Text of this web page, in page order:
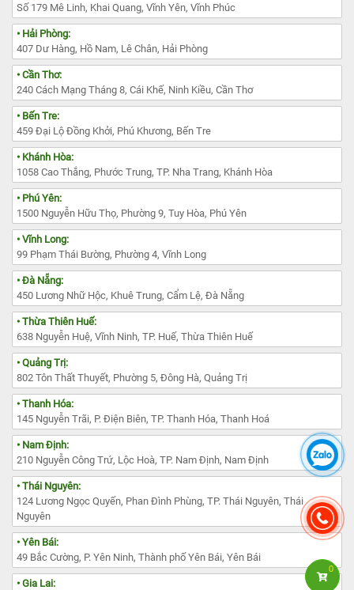
Số 179 Mê Linh, Khai Quang, Vĩnh Yên, Vĩnh Phúc
• Hải Phòng:
407 Dư Hàng, Hồ Nam, Lê Chân, Hải Phòng
• Cần Thơ:
240 Cách Mạng Tháng 8, Cái Khế, Ninh Kiều, Cần Thơ
• Bến Tre:
459 Đại Lộ Đồng Khởi, Phú Khương, Bến Tre
• Khánh Hòa:
1058 Cao Thắng, Phước Trung, TP. Nha Trang, Khánh Hòa
• Phú Yên:
1500 Nguyễn Hữu Thọ, Phường 9, Tuy Hòa, Phú Yên
• Vĩnh Long:
99 Phạm Thái Bường, Phường 4, Vĩnh Long
• Đà Nẵng:
450 Lương Nhữ Hộc, Khuê Trung, Cẩm Lệ, Đà Nẵng
• Thừa Thiên Huế:
638 Nguyễn Huệ, Vĩnh Ninh, TP. Huế, Thừa Thiên Huế
• Quảng Trị:
802 Tôn Thất Thuyết, Phường 5, Đông Hà, Quảng Trị
• Thanh Hóa:
145 Nguyễn Trãi, P. Điện Biên, TP. Thanh Hóa, Thanh Hoá
• Nam Định:
210 Nguyễn Công Trứ, Lộc Hoà, TP. Nam Định, Nam Định
• Thái Nguyên:
124 Lương Ngọc Quyến, Phan Đình Phùng, TP. Thái Nguyên, Thái
Nguyên
• Yên Bái:
49 Bắc Cường, P. Yên Ninh, Thành phố Yên Bái, Yên Bái
• Gia Lai:
0